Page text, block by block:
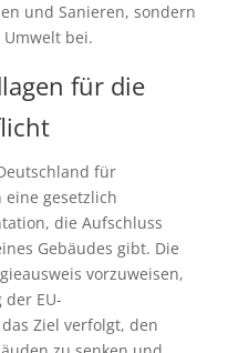
und Sanieren, sondern
bei.
für die
für
eine gesetzlich
die Aufschluss
Gebäudes gibt. Die
vorzuweisen,
EU-
Ziel verfolgt, den